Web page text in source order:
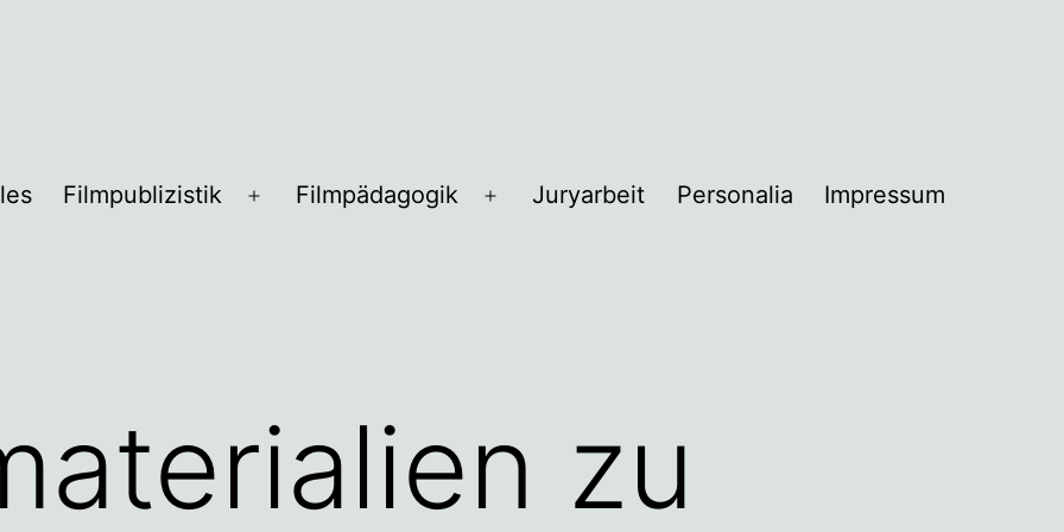
Filmpublizistik
Menü
Filmpädagogik
Menü
Juryarbeit Personalia Impressum
zu